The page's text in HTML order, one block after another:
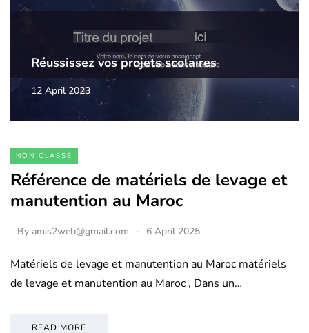
Réussissez vos projets scolaires
12 April 2023
NON CLASSÉ
Référence de matériels de levage et
manutention au Maroc
By amis2web@gmail.com 6 April 2025
Matériels de levage et manutention au Maroc matériels
de levage et manutention au Maroc , Dans un…
READ MORE